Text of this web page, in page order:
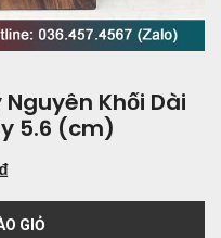
Nguyên Khối Dài
5.6 (cm)
₫
GIỎ